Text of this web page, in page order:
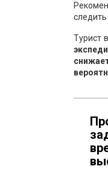
Турист